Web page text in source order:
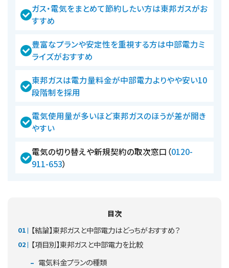
ガス・電気をまとめて節約したい方は東邦ガスがお
すすめ
豊富なプランや安定性を重視する方は中部電力ミ
ライズがおすすめ
東邦ガスは電力量料金が中部電力よりやや安い10
段階制を採用
電気使用量が多いほど東邦ガスのほうが差が開き
やすい
電気の切り替えや新規契約の取次窓口（0120-
911-653）
目次
【結論】東邦ガスと中部電力はどっちがおすすめ？
【項目別】東邦ガスと中部電力を比較
電気料金プランの種類